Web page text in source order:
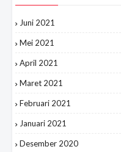
Juni 2021
Mei 2021
April 2021
Maret 2021
Februari 2021
Januari 2021
Desember 2020